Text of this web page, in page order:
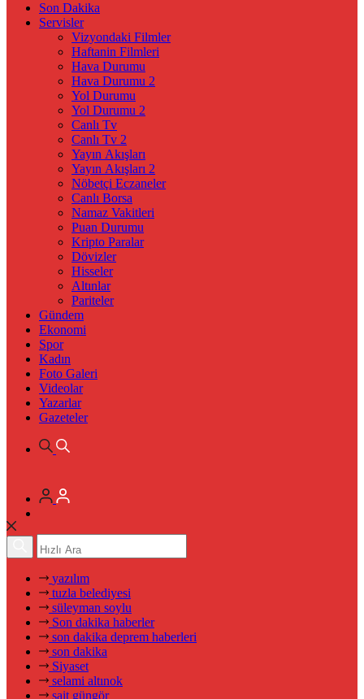
Son Dakika
Servisler
Vizyondaki Filmler
Haftanin Filmleri
Hava Durumu
Hava Durumu 2
Yol Durumu
Yol Durumu 2
Canlı Tv
Canlı Tv 2
Yayın Akışları
Yayın Akışları 2
Nöbetçi Eczaneler
Canlı Borsa
Namaz Vakitleri
Puan Durumu
Kripto Paralar
Dövizler
Hisseler
Altınlar
Pariteler
Gündem
Ekonomi
Spor
Kadın
Foto Galeri
Videolar
Yazarlar
Gazeteler
yazılım
tuzla belediyesi
süleyman soylu
Son dakika haberler
son dakika deprem haberleri
son dakika
Siyaset
selami altınok
sait güngör